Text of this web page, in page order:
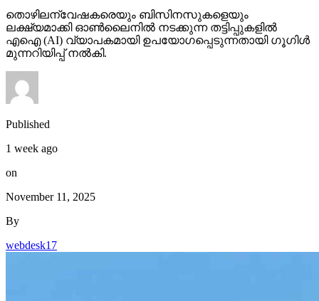
തൊഴിലന്വേഷകരെയും ബിസിനസുകളെയും
ലക്ഷ്യമാക്കി ഓണ്‍ലൈനില്‍ നടക്കുന്ന തട്ടിപ്പുകളില്‍
എഐ (AI) വ്യാപകമായി ഉപയോഗപ്പെടുന്നതായി ഗൂഗിള്‍
മുന്നറിയിപ്പ് നല്‍കി.
Published
1 week ago
on
November 11, 2025
By
webdesk17